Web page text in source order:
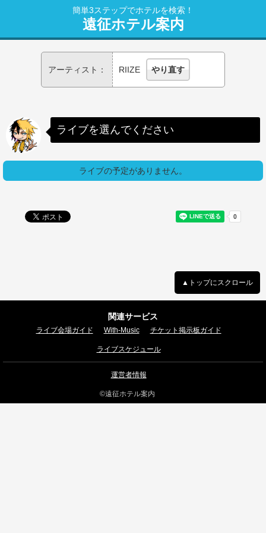
簡単3ステップでホテルを検索！
遠征ホテル案内
アーティスト： RIIZE やり直す
ライブを選んでください
ライブの予定がありません。
▲トップにスクロール
関連サービス
ライブ会場ガイド With-Music チケット掲示板ガイド
ライブスケジュール
運営者情報
©遠征ホテル案内